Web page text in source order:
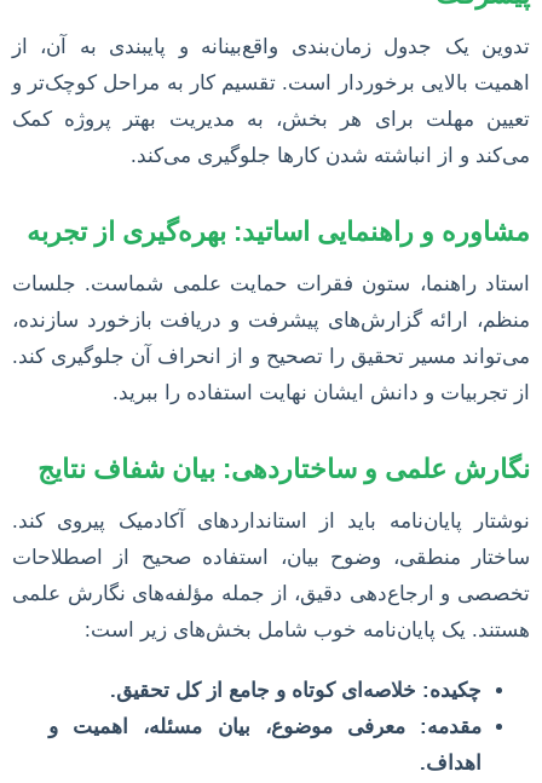
تدوین یک جدول زمان‌بندی واقع‌بینانه و پایبندی به آن، از
اهمیت بالایی برخوردار است. تقسیم کار به مراحل کوچک‌تر و
تعیین مهلت برای هر بخش، به مدیریت بهتر پروژه کمک
می‌کند و از انباشته شدن کارها جلوگیری می‌کند.
مشاوره و راهنمایی اساتید: بهره‌گیری از تجربه
استاد راهنما، ستون فقرات حمایت علمی شماست. جلسات
منظم، ارائه گزارش‌های پیشرفت و دریافت بازخورد سازنده،
می‌تواند مسیر تحقیق را تصحیح و از انحراف آن جلوگیری کند.
از تجربیات و دانش ایشان نهایت استفاده را ببرید.
نگارش علمی و ساختاردهی: بیان شفاف نتایج
نوشتار پایان‌نامه باید از استانداردهای آکادمیک پیروی کند.
ساختار منطقی، وضوح بیان، استفاده صحیح از اصطلاحات
تخصصی و ارجاع‌دهی دقیق، از جمله مؤلفه‌های نگارش علمی
هستند. یک پایان‌نامه خوب شامل بخش‌های زیر است:
چکیده: خلاصه‌ای کوتاه و جامع از کل تحقیق.
مقدمه: معرفی موضوع، بیان مسئله، اهمیت و
اهداف.